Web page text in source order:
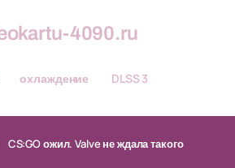
4090.ru
охлаждение
DLSS 3
CS:GO ожил. Valve не ждала такого